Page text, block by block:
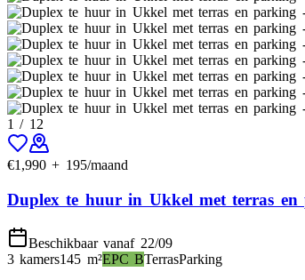
1 / 12
€1,990 + 195/maand
Duplex te huur in Ukkel met terras en
Beschikbaar vanaf 22/09
3 kamers145 m²EPC BTerrasParking